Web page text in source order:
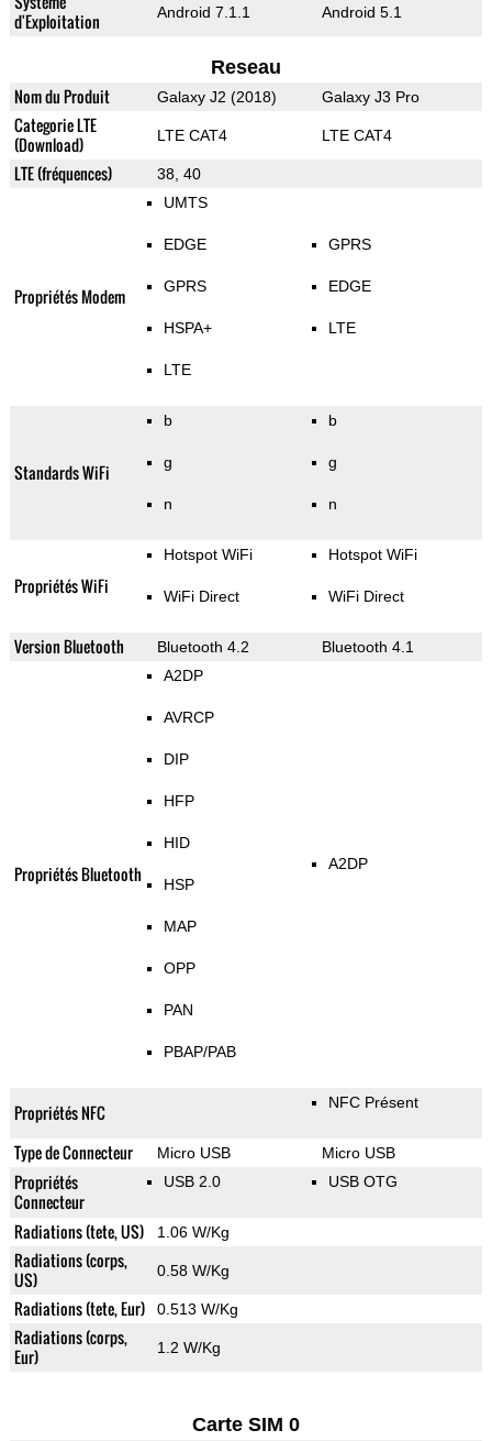
d'Exploitation
Android 7.1.1 Android 5.1
Reseau
Nom du Produit Galaxy J2 (2018) Galaxy J3 Pro
Categorie LTE
(Download)
LTE CAT4 LTE CAT4
LTE (fréquences) 38, 40
Propriétés Modem
UMTS
EDGE
GPRS
HSPA+
LTE
GPRS
EDGE
LTE
Standards WiFi
b
g
n
b
g
n
Propriétés WiFi
Hotspot WiFi
WiFi Direct
Hotspot WiFi
WiFi Direct
Version Bluetooth Bluetooth 4.2 Bluetooth 4.1
Propriétés Bluetooth
A2DP
AVRCP
DIP
HFP
HID
HSP
MAP
OPP
PAN
PBAP/PAB
A2DP
Propriétés NFC NFC Présent
Type de Connecteur Micro USB Micro USB
Propriétés
Connecteur
USB 2.0 USB OTG
Radiations (tete, US) 1.06 W/Kg
Radiations (corps,
US)
0.58 W/Kg
Radiations (tete, Eur) 0.513 W/Kg
Radiations (corps,
Eur)
1.2 W/Kg
Carte SIM 0